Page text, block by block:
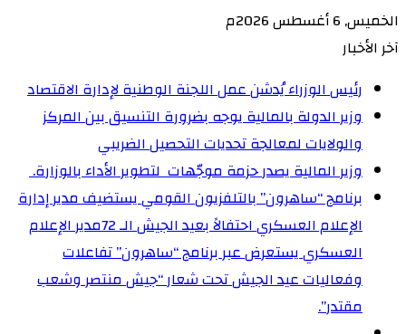
الخميس, 6 أغسطس 2026م
آخر الأخبار
رئيس الوزراء يُدشن عمل اللجنة الوطنية لإدارة الاقتصاد
وزير الدولة بالمالية يوجه بضرورة التنسيق بين المركز
والولايات لمعالجة تحديات التحصيل الضريبي‏
وزير المالية يصدر حزمة موجّهات لتطوير الأداء بالوزارة. ‏
برنامج “ساهرون” بالتلفزيون القومي يستضيف مدير إدارة
الإعلام العسكري احتفالاً بعيد الجيش الـ 72‏مدير الإعلام
العسكري يستعرض عبر برنامج “ساهرون” تفاعلات
وفعاليات عيد الجيش تحت شعار “جيش منتصر وشعب
مقتدر”.